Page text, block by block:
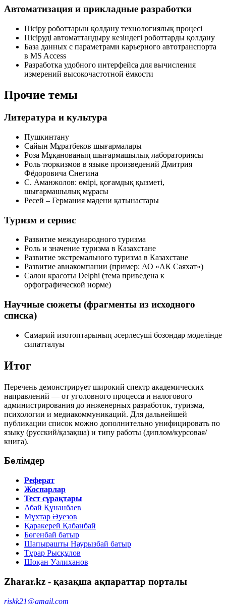
Автоматизация и прикладные разработки
Пісіру роботтарын қолдану технологиялық процесі
Пісіруді автоматтандыру кезіндегі роботтарды қолдану
База данных с параметрами карьерного автотранспорта
в MS Access
Разработка удобного интерфейса для вычисления
измерений высокочастотной ёмкости
Прочие темы
Литература и культура
Пушкинтану
Сайын Мұратбеков шығармалары
Роза Мұқанованың шығармашылық лабораториясы
Роль тюркизмов в языке произведений Дмитрия
Фёдоровича Снегина
С. Аманжолов: өмірі, қоғамдық қызметі,
шығармашылық мұрасы
Ресей – Германия мәдени қатынастары
Туризм и сервис
Развитие международного туризма
Роль и значение туризма в Казахстане
Развитие экстремального туризма в Казахстане
Развитие авиакомпании (пример: АО «АК Саяхат»)
Салон красоты Delphi (тема приведена к
орфографической норме)
Научные сюжеты (фрагменты из исходного
списка)
Самарий изотоптарының әсерлесуші бозондар моделінде
сипатталуы
Итог
Перечень демонстрирует широкий спектр академических
направлений — от уголовного процесса и налогового
администрирования до инженерных разработок, туризма,
психологии и медиакоммуникаций. Для дальнейшей
публикации список можно дополнительно унифицировать по
языку (русский/қазақша) и типу работы (диплом/курсовая/
книга).
Бөлімдер
Реферат
Жоспарлар
Тест сұрақтары
Абай Құнанбаев
Мұхтар Әуезов
Қаракерей Қабанбай
Бөгенбай батыр
Шапырашты Наурызбай батыр
Тұрар Рысқұлов
Шоқан Уәлиханов
Zharar.kz - қазақша ақпараттар порталы
riskk21@gmail.com